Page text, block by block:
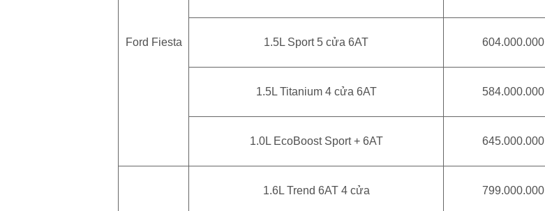
Ford Fiesta 1.5L Sport 5 cửa 6AT 604.000.000
1.5L Titanium 4 cửa 6AT 584.000.000
1.0L EcoBoost Sport + 6AT 645.000.000
1.6L Trend 6AT 4 cửa 799.000.000